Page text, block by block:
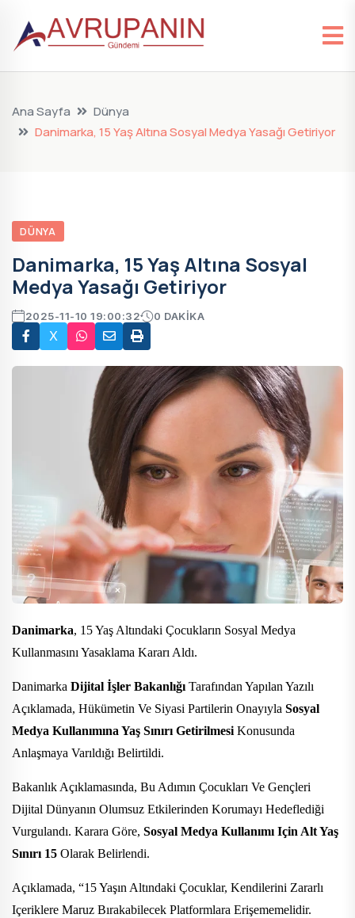
Ana Sayfa
Dünya
Danimarka, 15 Yaş Altına Sosyal Medya Yasağı Getiriyor
DÜNYA
Danimarka, 15 Yaş Altına Sosyal
Medya Yasağı Getiriyor
2025-11-10 19:00:32 0 DAKIKA
X
Danimarka, 15 Yaş Altındaki Çocukların Sosyal Medya
Kullanmasını Yasaklama Kararı Aldı.
Danimarka Dijital İşler Bakanlığı Tarafından Yapılan Yazılı
Açıklamada, Hükümetin Ve Siyasi Partilerin Onayıyla Sosyal
Medya Kullanımına Yaş Sınırı Getirilmesi Konusunda
Anlaşmaya Varıldığı Belirtildi.
Bakanlık Açıklamasında, Bu Adımın Çocukları Ve Gençleri
Dijital Dünyanın Olumsuz Etkilerinden Korumayı Hedeflediği
Vurgulandı. Karara Göre, Sosyal Medya Kullanımı Için Alt Yaş
Sınırı 15 Olarak Belirlendi.
Açıklamada, “15 Yaşın Altındaki Çocuklar, Kendilerini Zararlı
Içeriklere Maruz Bırakabilecek Platformlara Erişememelidir.